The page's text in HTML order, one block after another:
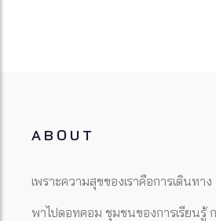
ABOUT
เพราะความสุขของเราคือการเดินทาง
พาไปดอทคอม ชุมชนของการเรียนรู้